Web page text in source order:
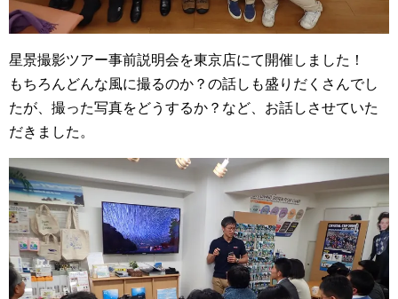
星景撮影ツアー事前説明会を東京店にて開催しました！
もちろんどんな風に撮るのか？の話しも盛りだくさんでし
たが、撮った写真をどうするか？など、お話しさせていた
だきました。